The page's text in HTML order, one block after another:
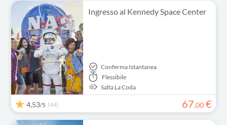
Ingresso al Kennedy Space Center
Conferma Istantanea
Flessibile
Salta La Coda
4,53/5 (44) 67,00 €